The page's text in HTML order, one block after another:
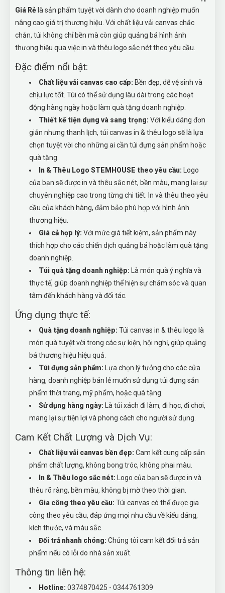
Giá Rẻ là sản phẩm tuyệt vời dành cho doanh nghiệp muốn
nâng cao giá trị thương hiệu. Với chất liệu vải canvas chắc
chắn, túi không chỉ bền mà còn giúp quảng bá hình ảnh
thương hiệu qua việc in và thêu logo sắc nét theo yêu cầu.
Đặc điểm nổi bật:
Chất liệu vải canvas cao cấp: Bền đẹp, dễ vệ sinh và
chịu lực tốt. Túi có thể sử dụng lâu dài trong các hoạt
động hàng ngày hoặc làm quà tặng doanh nghiệp.
Thiết kế tiện dụng và sang trọng: Với kiểu dáng đơn
giản nhưng thanh lịch, túi canvas in & thêu logo sẽ là lựa
chọn tuyệt vời cho những ai cần túi đựng sản phẩm hoặc
quà tặng.
In & Thêu Logo STEMHOUSE theo yêu cầu: Logo
của bạn sẽ được in và thêu sắc nét, bền màu, mang lại sự
chuyên nghiệp cao trong từng chi tiết. In và thêu theo yêu
cầu của khách hàng, đảm bảo phù hợp với hình ảnh
thương hiệu.
Giá cả hợp lý: Với mức giá tiết kiệm, sản phẩm này
thích hợp cho các chiến dịch quảng bá hoặc làm quà tặng
doanh nghiệp.
Túi quà tặng doanh nghiệp: Là món quà ý nghĩa và
thực tế, giúp doanh nghiệp thể hiện sự chăm sóc và quan
tâm đến khách hàng và đối tác.
Ứng dụng thực tế:
Quà tặng doanh nghiệp: Túi canvas in & thêu logo là
món quà tuyệt vời trong các sự kiện, hội nghị, giúp quảng
bá thương hiệu hiệu quả.
Túi đựng sản phẩm: Lựa chọn lý tưởng cho các cửa
hàng, doanh nghiệp bán lẻ muốn sử dụng túi đựng sản
phẩm thời trang, mỹ phẩm, hoặc quà tặng.
Sử dụng hàng ngày: Là túi xách đi làm, đi học, đi chơi,
mang lại sự tiện lợi và phong cách cho người sử dụng.
Cam Kết Chất Lượng và Dịch Vụ:
Chất liệu vải canvas bền đẹp: Cam kết cung cấp sản
phẩm chất lượng, không bong tróc, không phai màu.
In & Thêu logo sắc nét: Logo của bạn sẽ được in và
thêu rõ ràng, bền màu, không bị mờ theo thời gian.
Gia công theo yêu cầu: Túi canvas có thể được gia
công theo yêu cầu, đáp ứng mọi nhu cầu về kiểu dáng,
kích thước, và màu sắc.
Đổi trả nhanh chóng: Chúng tôi cam kết đổi trả sản
phẩm nếu có lỗi do nhà sản xuất.
Thông tin liên hệ:
Hotline: 0374870425 - 0344761309